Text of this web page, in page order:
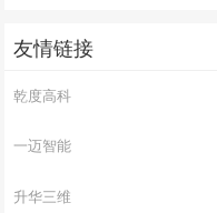
友情链接
乾度高科
一迈智能
升华三维